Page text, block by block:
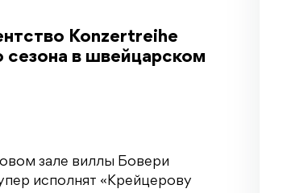
Konzertreihe
сезона в швейцарском
зале виллы Бовери
исполнят «Крейцерову